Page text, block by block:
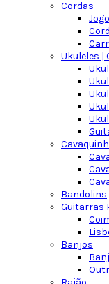
Cordas
Ukuleles |
Bandolins
Guitarras
Banjos